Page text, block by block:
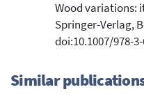
Wood variations:
Springer-Verlag,
doi:10.1007/978-
Similar